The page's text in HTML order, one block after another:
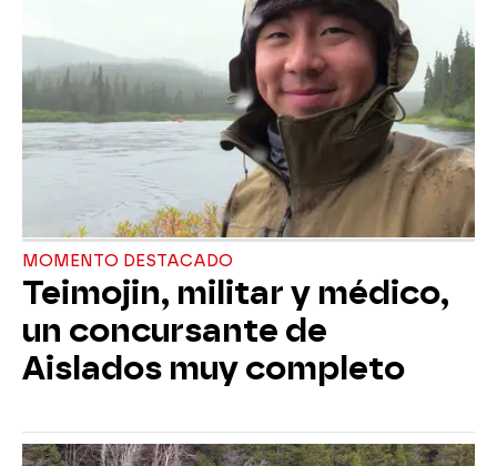
MOMENTO DESTACADO
Teimojin, militar y médico,
un concursante de
Aislados muy completo